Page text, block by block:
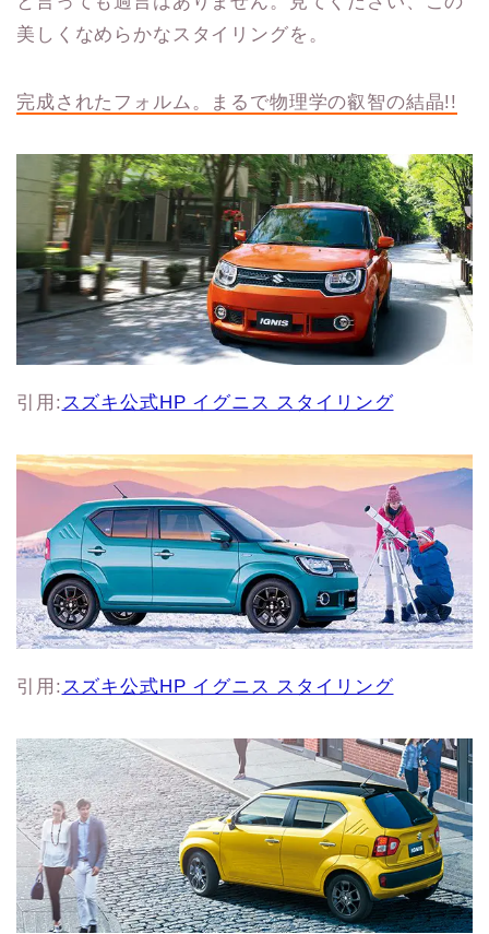
美しくなめらかなスタイリングを。
完成されたフォルム。まるで物理学の叡智の結晶!!
引用: スズキ公式HP イグニス スタイリング
引用:スズキ公式HP イグニス スタイリング